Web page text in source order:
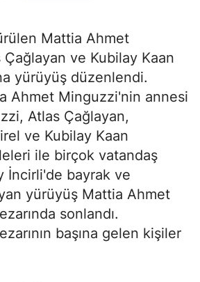
Mattia Ahmet
ve Kubilay Kaan
yürüyüş düzenlendi.
Ahmet Minguzzi'nin annesi
Atlas Çağlayan,
ve Kubilay Kaan
ile birçok vatandaş
İncirli'de bayrak ve
yürüyüş Mattia Ahmet
sonlandı.
başına gelen kişiler